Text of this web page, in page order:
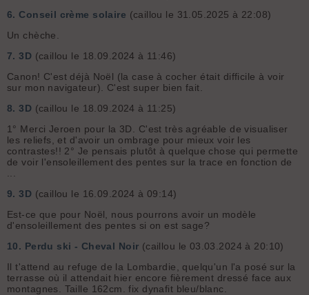
6. Conseil crème solaire (caillou le 31.05.2025 à 22:08)
Un chèche.
7.3D (caillou le 18.09.2024 à 11:46)
Canon! C'est déjà Noël (la case à cocher était difficile à voir
sur mon navigateur). C'est super bien fait.
8.3D (caillou le 18.09.2024 à 11:25)
1° Merci Jeroen pour la 3D. C'est très agréable de visualiser
les reliefs, et d'avoir un ombrage pour mieux voir les
contrastes!! 2° Je pensais plutôt à quelque chose qui permette
de voir l'ensoleillement des pentes sur la trace en fonction de
9.3D (caillou le 16.09.2024 à 09:14)
Est-ce que pour Noël, nous pourrons avoir un modèle
d'ensoleillement des pentes si on est sage?
10. Perdu ski - Cheval Noir (caillou le 03.03.2024 à 20:10)
Il t'attend au refuge de la Lombardie, quelqu'un l'a posé sur la
terrasse où il attendait hier encore fièrement dressé face aux
montagnes. Taille 162cm. fix dynafit bleu/blanc.